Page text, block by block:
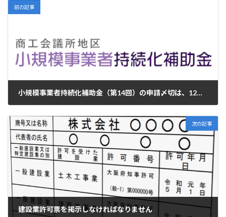
前の記事
小規模事業者持続化補助金（第14回）の申請〆切は、12月12日
次の記事
建設業許可票を掲示しなければなりません